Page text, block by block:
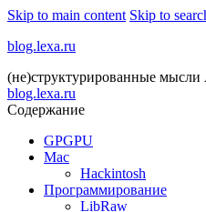
Skip to main content Skip to
blog.lexa.ru
(не)структурированные мысли
blog.lexa.ru
Содержание
GPGPU
Mac
Hackintosh
Программирование
LibRaw